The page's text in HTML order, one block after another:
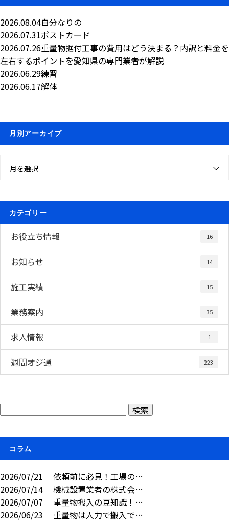
2026.08.04自分なりの
2026.07.31ポストカード
2026.07.26重量物据付工事の費用はどう決まる？内訳と料金を
左右するポイントを愛知県の専門業者が解説
2026.06.29練習
2026.06.17解体
月別アーカイブ
月を選択
カテゴリー
お役立ち情報 16
お知らせ 14
施工実績 15
業務案内 35
求人情報 1
週間オジ通 223
コラム
2026/07/21
依頼前に必見！工場の…
2026/07/14
機械設置業者の株式会…
2026/07/07
重量物搬入の豆知識！…
2026/06/23
重量物は人力で搬入で…